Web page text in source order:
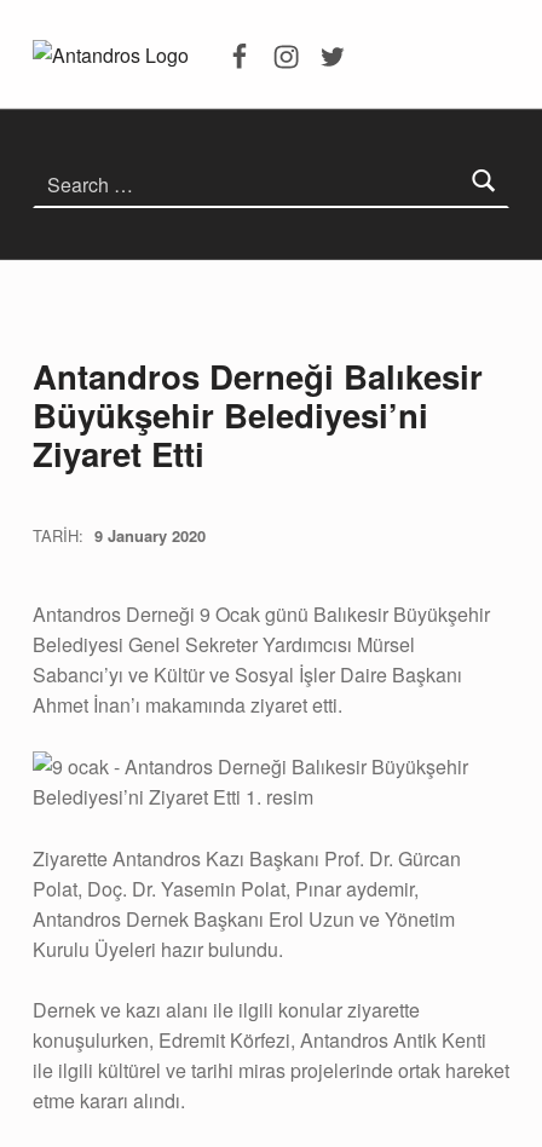
Antandros Derneği Balıkesir Büyükşehir Belediyesi’ni Ziyaret Etti – Antandros Antik Kenti
ANTANDROS ANTIK KENTI
Antandros Derneği Balıkesir
Büyükşehir Belediyesi’ni
Ziyaret Etti
TARİH: 9 January 2020
Antandros Derneği 9 Ocak günü Balıkesir Büyükşehir
Belediyesi Genel Sekreter Yardımcısı Mürsel
Sabancı’yı ve Kültür ve Sosyal İşler Daire Başkanı
Ahmet İnan’ı makamında ziyaret etti.
Ziyarette Antandros Kazı Başkanı Prof. Dr. Gürcan
Polat, Doç. Dr. Yasemin Polat, Pınar aydemir,
Antandros Dernek Başkanı Erol Uzun ve Yönetim
Kurulu Üyeleri hazır bulundu.
Dernek ve kazı alanı ile ilgili konular ziyarette
konuşulurken, Edremit Körfezi, Antandros Antik Kenti
ile ilgili kültürel ve tarihi miras projelerinde ortak hareket
etme kararı alındı.